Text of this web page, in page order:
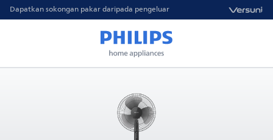
Dapatkan sokongan pakar daripada pengeluar